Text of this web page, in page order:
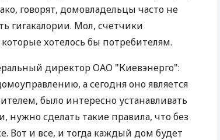
говорят, домовладельцы часто не
гигакалории. Мол, счетчики
хотелось бы потребителям.
директор ОАО "Киевэнерго":
а сегодня оно является
было интересно устанавливать
нужно сделать такие правила, что без
Вот и все, и тогда каждый дом будет